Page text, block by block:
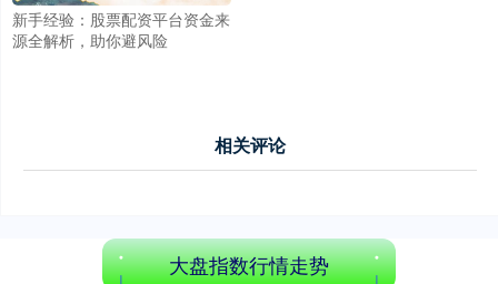
新手经验：股票配资平台资金来
源全解析，助你避风险
相关评论
大盘指数行情走势